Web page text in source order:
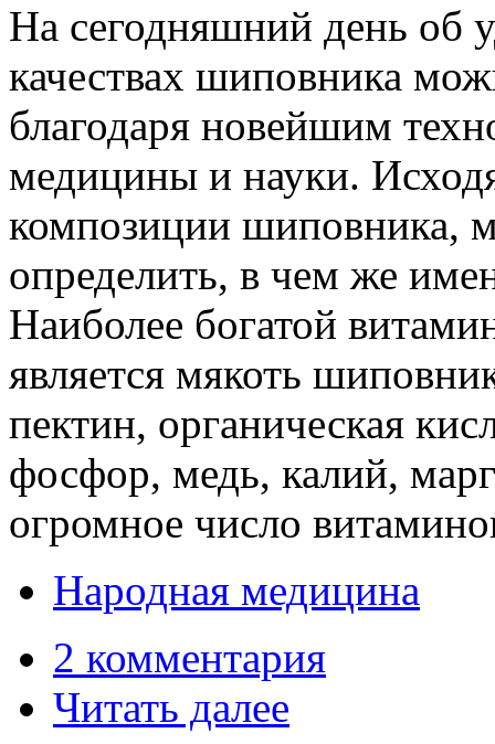
На сегодняшний день об
качествах шиповника
благодаря новейшим
медицины и науки.
композиции шиповника,
определить, в чем же
Наиболее богатой
является мякоть
пектин, органическая
фосфор, медь, калий,
огромное число
Народная медицина
2 комментария
Читать далее